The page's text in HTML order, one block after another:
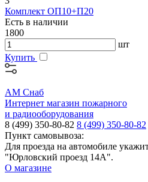
Комплект ОП10+П20
Есть в наличии
1800
шт
Купить
АМ Снаб
Интернет магазин пожарного
и радиооборудования
8 (499) 350-80-82 8 (499) 350-80-82
Пункт самовывоза:
Для проезда на автомобиле
"Юрловский проезд 14А".
О магазине